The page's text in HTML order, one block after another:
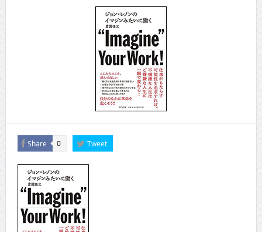
CINEMA×STYLE 287号
CINEMA×STYLE 286号
CINEMA×STYLE 285号
CINEMA×STYLE 294号
Share 0 Tweet